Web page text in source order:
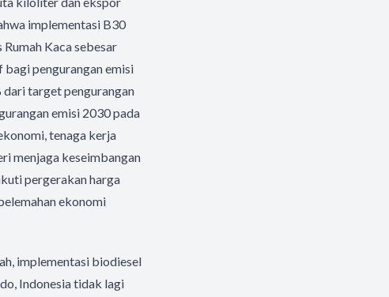
implementasi B30
Kaca sebesar
pengurangan emisi
dari target pengurangan
emisi 2030 pada
tenaga kerja
menjaga keseimbangan
pergerakan harga
ekonomi
implementasi biodiesel
Indonesia tidak lagi